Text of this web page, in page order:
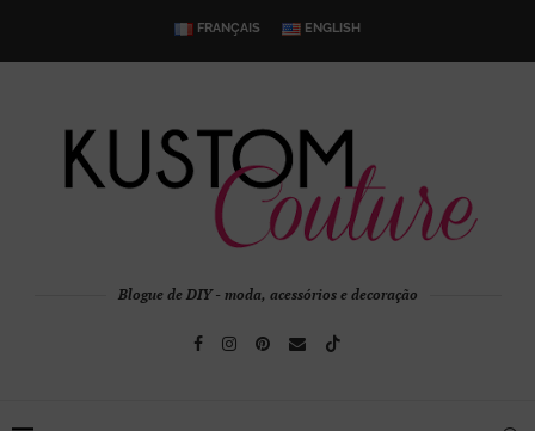
FRANÇAIS ENGLISH
Blogue de DIY - moda, acessórios e decoração